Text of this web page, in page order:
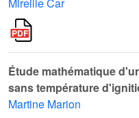
Étude mathématique
sans température
Martine Marion